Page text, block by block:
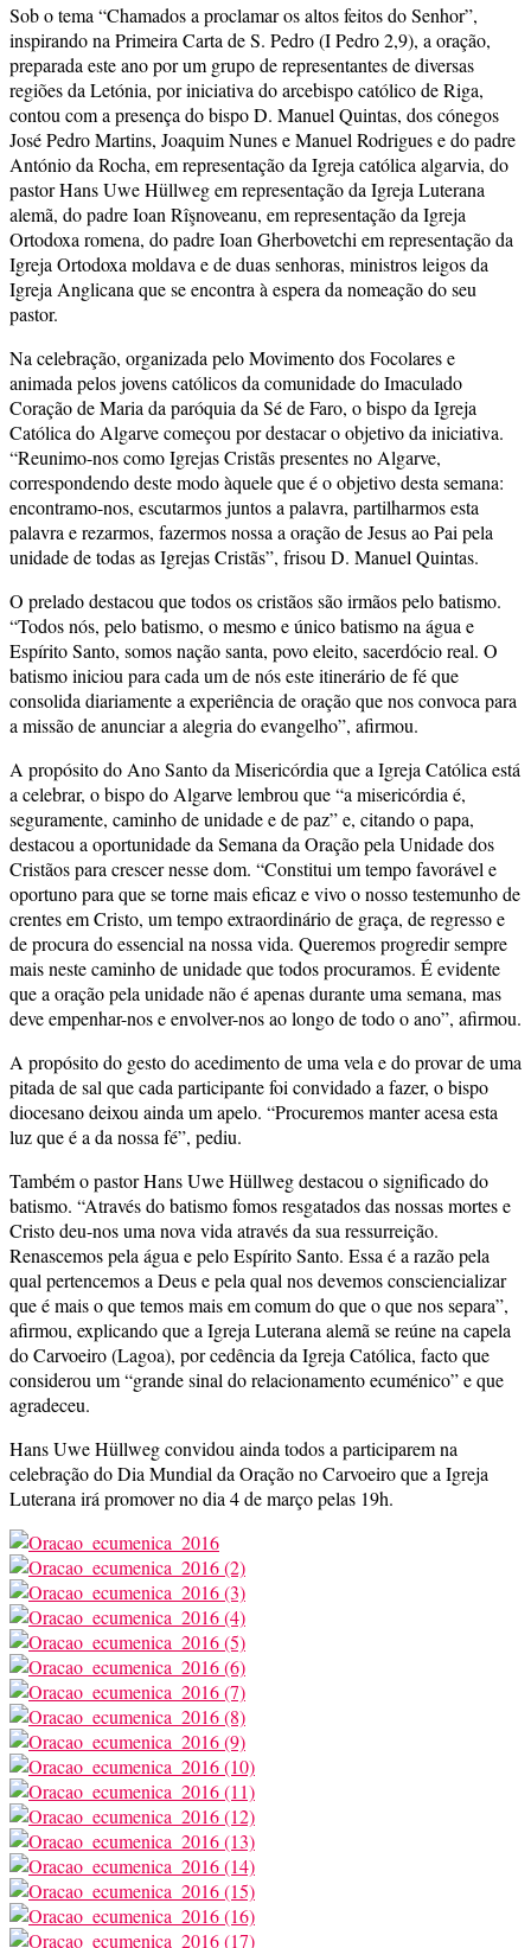
Sob o tema “Chamados a proclamar os altos feitos do Senhor”,
inspirando na Primeira Carta de S. Pedro (I Pedro 2,9), a oração,
preparada este ano por um grupo de representantes de diversas
regiões da Letónia, por iniciativa do arcebispo católico de Riga,
contou com a presença do bispo D. Manuel Quintas, dos cónegos
José Pedro Martins, Joaquim Nunes e Manuel Rodrigues e do padre
António da Rocha, em representação da Igreja católica algarvia, do
pastor Hans Uwe Hüllweg em representação da Igreja Luterana
alemã, do padre Ioan Rîşnoveanu, em representação da Igreja
Ortodoxa romena, do padre Ioan Gherbovetchi em representação da
Igreja Ortodoxa moldava e de duas senhoras, ministros leigos da
Igreja Anglicana que se encontra à espera da nomeação do seu
pastor.
Na celebração, organizada pelo Movimento dos Focolares e
animada pelos jovens católicos da comunidade do Imaculado
Coração de Maria da paróquia da Sé de Faro, o bispo da Igreja
Católica do Algarve começou por destacar o objetivo da iniciativa.
“Reunimo-nos como Igrejas Cristãs presentes no Algarve,
correspondendo deste modo àquele que é o objetivo desta semana:
encontramo-nos, escutarmos juntos a palavra, partilharmos esta
palavra e rezarmos, fazermos nossa a oração de Jesus ao Pai pela
unidade de todas as Igrejas Cristãs”, frisou D. Manuel Quintas.
O prelado destacou que todos os cristãos são irmãos pelo batismo.
“Todos nós, pelo batismo, o mesmo e único batismo na água e
Espírito Santo, somos nação santa, povo eleito, sacerdócio real. O
batismo iniciou para cada um de nós este itinerário de fé que
consolida diariamente a experiência de oração que nos convoca para
a missão de anunciar a alegria do evangelho”, afirmou.
A propósito do Ano Santo da Misericórdia que a Igreja Católica está
a celebrar, o bispo do Algarve lembrou que “a misericórdia é,
seguramente, caminho de unidade e de paz” e, citando o papa,
destacou a oportunidade da Semana da Oração pela Unidade dos
Cristãos para crescer nesse dom. “Constitui um tempo favorável e
oportuno para que se torne mais eficaz e vivo o nosso testemunho de
crentes em Cristo, um tempo extraordinário de graça, de regresso e
de procura do essencial na nossa vida. Queremos progredir sempre
mais neste caminho de unidade que todos procuramos. É evidente
que a oração pela unidade não é apenas durante uma semana, mas
deve empenhar-nos e envolver-nos ao longo de todo o ano”, afirmou.
A propósito do gesto do acedimento de uma vela e do provar de uma
pitada de sal que cada participante foi convidado a fazer, o bispo
diocesano deixou ainda um apelo. “Procuremos manter acesa esta
luz que é a da nossa fé”, pediu.
Também o pastor Hans Uwe Hüllweg destacou o significado do
batismo. “Através do batismo fomos resgatados das nossas mortes e
Cristo deu-nos uma nova vida através da sua ressurreição.
Renascemos pela água e pelo Espírito Santo. Essa é a razão pela
qual pertencemos a Deus e pela qual nos devemos consciencializar
que é mais o que temos mais em comum do que o que nos separa”,
afirmou, explicando que a Igreja Luterana alemã se reúne na capela
do Carvoeiro (Lagoa), por cedência da Igreja Católica, facto que
considerou um “grande sinal do relacionamento ecuménico” e que
agradeceu.
Hans Uwe Hüllweg convidou ainda todos a participarem na
celebração do Dia Mundial da Oração no Carvoeiro que a Igreja
Luterana irá promover no dia 4 de março pelas 19h.